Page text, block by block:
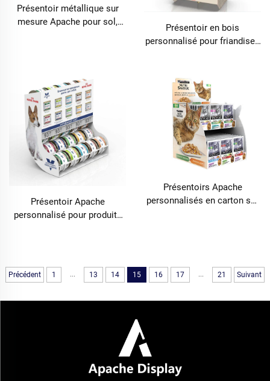
Présentoir métallique sur
mesure Apache pour sol,
chats dans les magasins de
détail
Présentoir en bois
personnalisé pour friandises
vente au détail
Présentoir Apache
personnalisé pour produits
conserve pour chiens et
chats pour magasin de détail
Présentoirs Apache
personnalisés en carton sur
sur table pour boutiques de
détail
Précédent 1 ... 13 14 15 16 17 ... 21 Suivant